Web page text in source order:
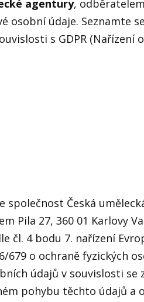
agentury,
osobní údaje. Seznamte
s GDPR (Nařízení
společnost Česká
Pila 27, 360 01 Karlovy
čl. 4 bodu 7. nařízení
679 o ochraně fyzických
údajů v souvislosti se
pohybu těchto údajů a